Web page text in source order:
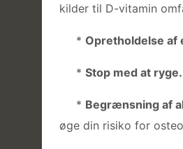
kilder til D-vitamin
* Opretholdelse af
* Stop med at ryge.
* Begrænsning af
øge din risiko for